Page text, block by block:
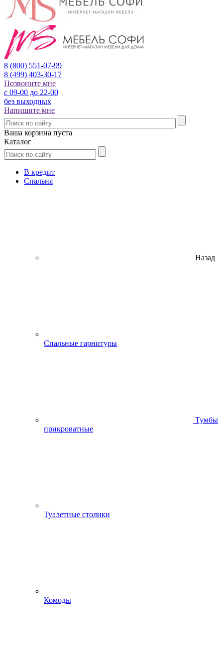
8 (800) 551-07-99
8 (499) 403-30-17
Позвоните мне
с 09-00 до 22-00
без выходных
Напишите мне
Ваша корзина пуста
Каталог
В кредит
Спальня
Назад
Спальные гарнитуры
Тумбы
прикроватные
Туалетные столики
Комоды